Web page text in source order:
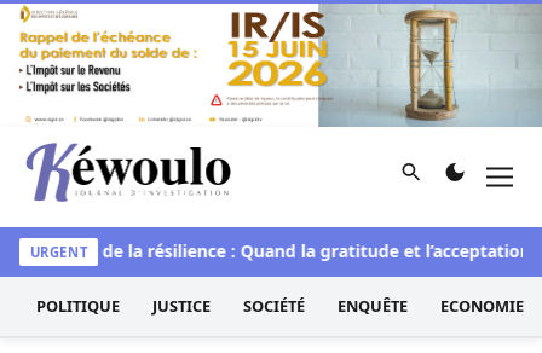
Aller au contenu
Kéwoulo, le premier site d'information et d'investigation
Rechercher
URGENT
L’art de la résilience : Quand la gratitude et l’acceptation
POLITIQUE JUSTICE SOCIÉTÉ ENQUÊTE ECONOMIE